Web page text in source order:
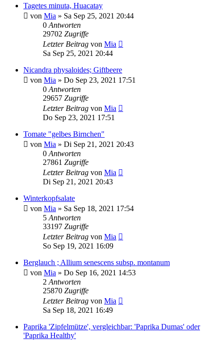
Tagetes minuta, Huacatay
von Mia » Sa Sep 25, 2021 20:44
0 Antworten
29702 Zugriffe
Letzter Beitrag von Mia
Sa Sep 25, 2021 20:44
Nicandra physaloides; Giftbeere
von Mia » Do Sep 23, 2021 17:51
0 Antworten
29657 Zugriffe
Letzter Beitrag von Mia
Do Sep 23, 2021 17:51
Tomate "gelbes Birnchen"
von Mia » Di Sep 21, 2021 20:43
0 Antworten
27861 Zugriffe
Letzter Beitrag von Mia
Di Sep 21, 2021 20:43
Winterkopfsalate
von Mia » Sa Sep 18, 2021 17:54
5 Antworten
33197 Zugriffe
Letzter Beitrag von Mia
So Sep 19, 2021 16:09
Berglauch ; Allium senescens subsp. montanum
von Mia » Do Sep 16, 2021 14:53
2 Antworten
25870 Zugriffe
Letzter Beitrag von Mia
Sa Sep 18, 2021 16:49
Paprika 'Zipfelmütze', vergleichbar: 'Paprika Dumas' oder
'Paprika Healthy'